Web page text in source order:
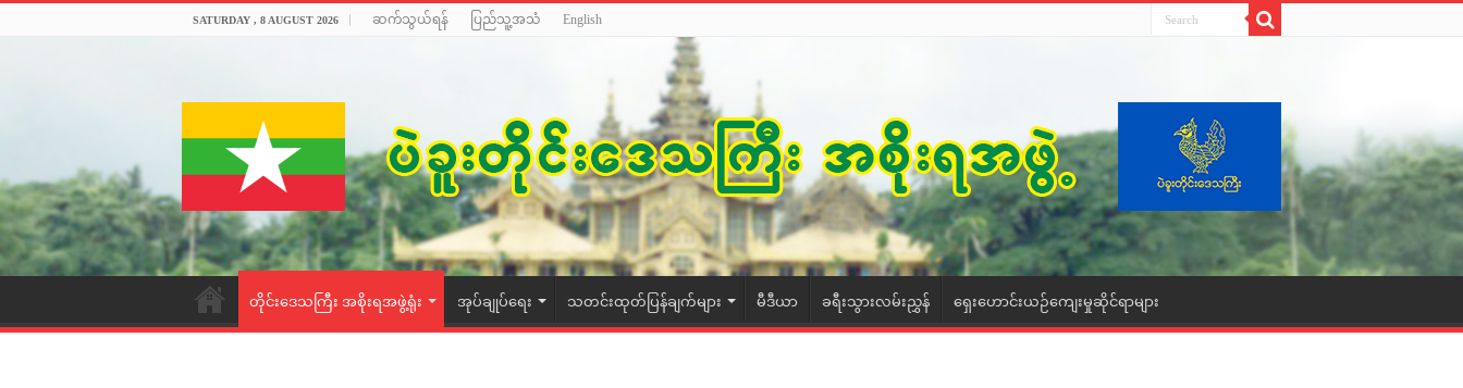
SATURDAY , 8 AUGUST 2026 ဆက်သွယ်ရန် ပြည်သူ့အသံ English
တိုင်းဒေသကြီး အစိုးရအဖွဲ့ရုံး အုပ်ချုပ်ရေး သတင်းထုတ်ပြန်ချက်များ မီဒီယာ ခရီးသွားလမ်းညွှန် ရှေးဟောင်းယဉ်ကျေးမှုဆိုင်ရာများ